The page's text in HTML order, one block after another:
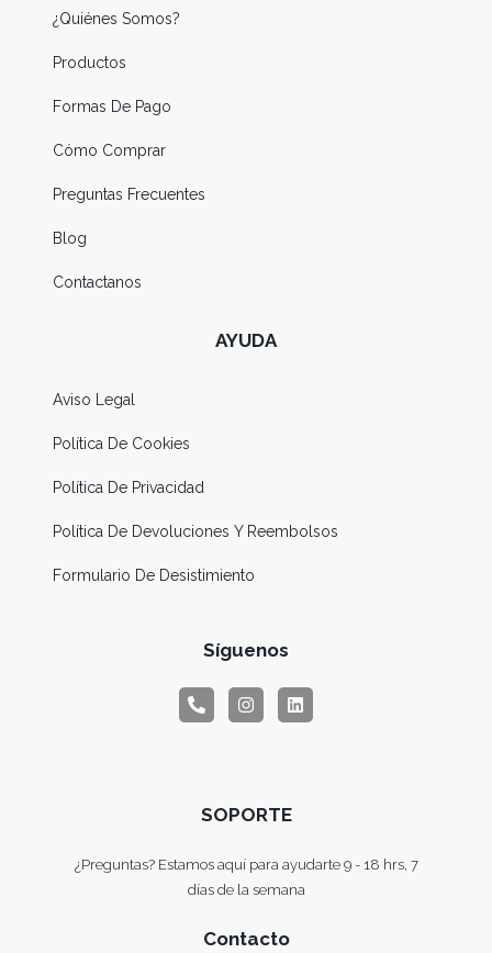
¿Quiénes Somos?
Productos
Formas De Pago
Cómo Comprar
Preguntas Frecuentes
Blog
Contactanos
AYUDA
Aviso Legal
Política De Cookies
Política De Privacidad
Política De Devoluciones Y Reembolsos
Formulario De Desistimiento
Síguenos
SOPORTE
¿Preguntas? Estamos aquí para ayudarte 9 - 18 hrs, 7
días de la semana
Contacto